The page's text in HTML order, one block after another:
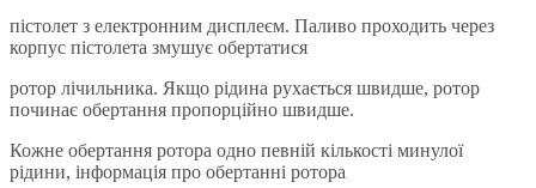
пістолет з електронним дисплеєм. Паливо проходить через
корпус пістолета змушує обертатися
ротор лічильника. Якщо рідина рухається швидше, ротор
починає обертання пропорційно швидше.
Кожне обертання ротора одно певній кількості минулої
рідини, інформація про обертанні ротора